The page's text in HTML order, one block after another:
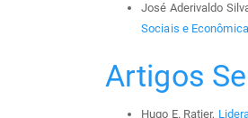
José Aderivaldo
Sociais e
Artigos
Hugo E. Ratier,